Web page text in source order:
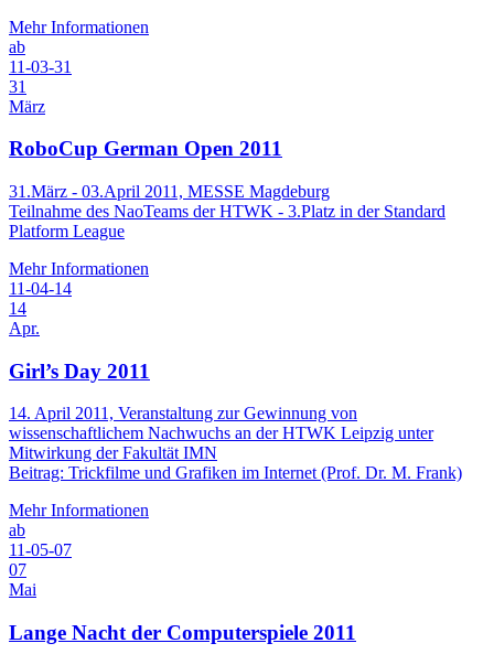
Mehr Informationen
ab
11-03-31
31
März
RoboCup German Open 2011
31.März - 03.April 2011, MESSE Magdeburg
Teilnahme des NaoTeams der HTWK - 3.Platz in der Standard
Platform League
Mehr Informationen
11-04-14
14
Apr.
Girl’s Day 2011
14. April 2011, Veranstaltung zur Gewinnung von
wissenschaftlichem Nachwuchs an der HTWK Leipzig unter
Mitwirkung der Fakultät IMN
Beitrag: Trickfilme und Grafiken im Internet (Prof. Dr. M. Frank)
Mehr Informationen
ab
11-05-07
07
Mai
Lange Nacht der Computerspiele 2011